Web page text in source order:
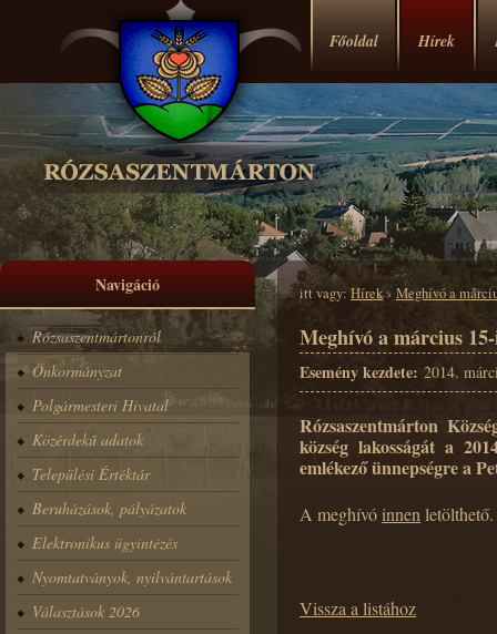
Főoldal Hírek
Navigáció
Rózsaszentmártonról
Önkormányzat
Polgármesteri Hivatal
Közérdekű adatok
Települési Értéktár
Beruházások, pályázatok
Elektronikus ügyintézés
Nyomtatványok, nyilvántartások
Választások 2026
itt vagy: Hírek›Meghívó a
Meghívó a március
Esemény kezdete: 2014.
Rózsaszentmárton
község lakosságát a
emlékező ünnepségre a
A meghívóinnenletölthető.
Vissza a listához